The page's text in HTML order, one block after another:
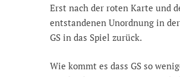
Erst nach der roten Karte und
entstandenen Unordnung in
GS in das Spiel zurück.
Wie kommt es dass GS so